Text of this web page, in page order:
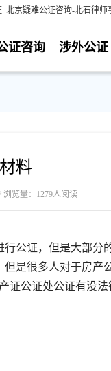
京疑难公证咨询-北石律师
涉外公证
证咨询
料
浏览量：1279人阅读
公证，但是大部分
是很多人对于房产
证公证处公证有没